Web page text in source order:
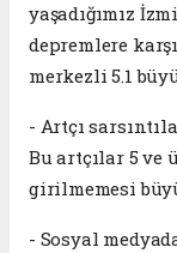
yaşadığımız
depremlere
merkezli 5.1
- Artçı
Bu artçılar 5 ve
girilmemesi
- Sosyal